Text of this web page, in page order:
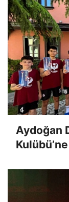
Aydoğan